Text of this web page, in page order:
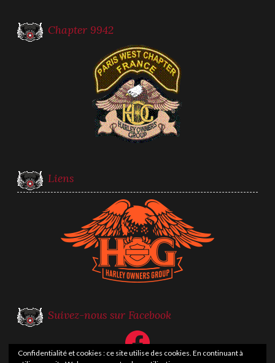
Chapter 9942
Liens
Suivez-nous sur Facebook
Facebook
Confidentialité et cookies : ce site utilise des cookies. En continuant à